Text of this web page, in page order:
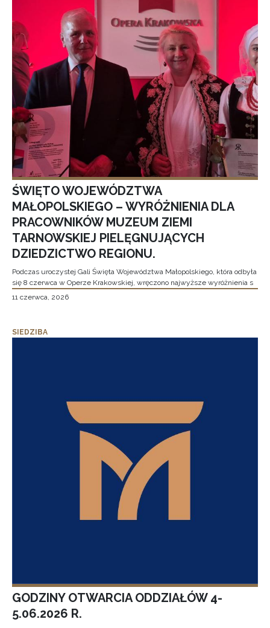
ŚWIĘTO WOJEWÓDZTWA
MAŁOPOLSKIEGO – WYRÓŻNIENIA DLA
PRACOWNIKÓW MUZEUM ZIEMI
TARNOWSKIEJ PIELĘGNUJĄCYCH
DZIEDZICTWO REGIONU.
Podczas uroczystej Gali Święta Województwa Małopolskiego, która odbyła
się 8 czerwca w Operze Krakowskiej, wręczono najwyższe wyróżnienia s
11 czerwca, 2026
SIEDZIBA
GODZINY OTWARCIA ODDZIAŁÓW 4-
5.06.2026 R.